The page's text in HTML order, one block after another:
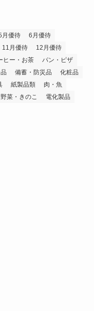
月優待
6月優待
11月優待
12月優待
ヒー・お茶
パン・ピザ
備蓄・防災品
化粧品
紙製品類
肉・魚
野菜・きのこ
電化製品